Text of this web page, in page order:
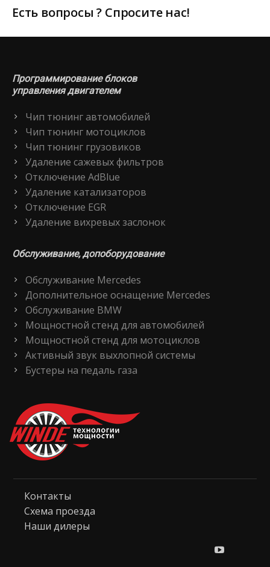
Есть вопросы ? Спросите нас!
Программирование блоков
управления двигателем
Чип тюнинг автомобилей
Чип тюнинг мотоциклов
Чип тюнинг грузовиков
Удаление сажевых фильтров
Отключение AdBlue
Удаление катализаторов
Отключение EGR
Удаление вихревых заслонок
Обслуживание, допоборудование
Обслуживание Mercedes
Дополнительное оснащение Mercedes
Обслуживание BMW
Мощностной стенд для автомобилей
Мощностной стенд для мотоциклов
Активный звук выхлопной системы
Бустеры на педаль газа
Контакты
Схема проезда
Наши дилеры